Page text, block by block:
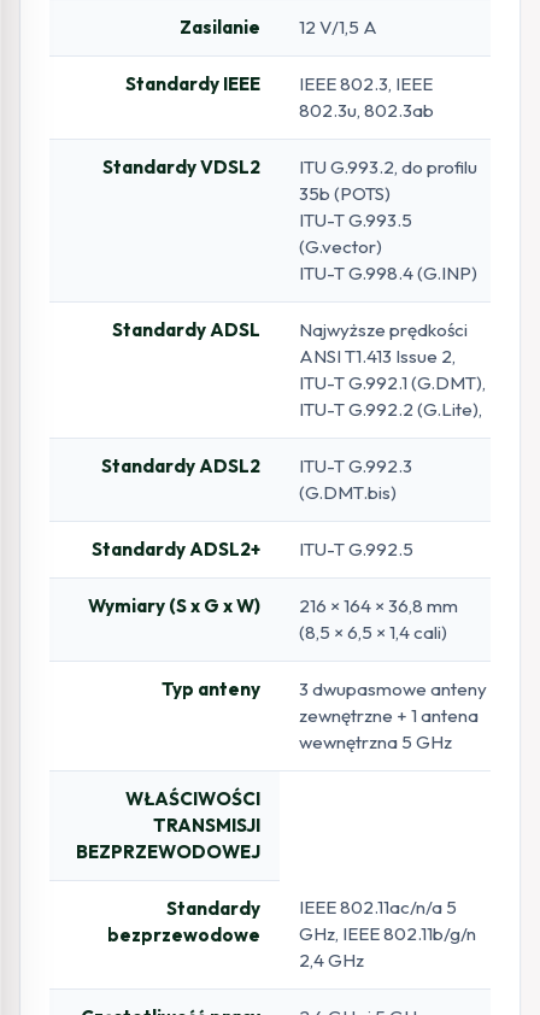
Zasilanie 12 V/1,5 A
Standardy IEEE
IEEE 802.3, IEEE
802.3u, 802.3ab
Standardy VDSL2
ITU G.993.2, do profilu
35b (POTS)
ITU-T G.993.5
(G.vector)
ITU-T G.998.4 (G.INP)
Standardy ADSL
Najwyższe prędkości
ANSI T1.413 Issue 2,
ITU-T G.992.1 (G.DMT),
ITU-T G.992.2 (G.Lite),
Standardy ADSL2
ITU-T G.992.3
(G.DMT.bis)
Standardy ADSL2+ ITU-T G.992.5
Wymiary (S x G x W)
216 × 164 × 36,8 mm
(8,5 × 6,5 × 1,4 cali)
Typ anteny
3 dwupasmowe anteny
zewnętrzne + 1 antena
wewnętrzna 5 GHz
WŁAŚCIWOŚCI
TRANSMISJI
BEZPRZEWODOWEJ
Standardy
bezprzewodowe
IEEE 802.11ac/n/a 5
GHz, IEEE 802.11b/g/n
2,4 GHz